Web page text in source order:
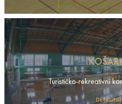
Turističko-rekreativni